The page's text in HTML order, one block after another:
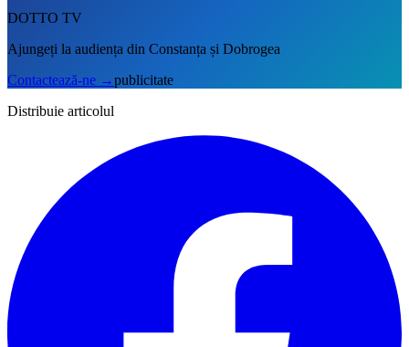
DOTTO TV
Ajungeți la audiența din Constanța și Dobrogea
Contactează-ne →publicitate
Distribuie articolul